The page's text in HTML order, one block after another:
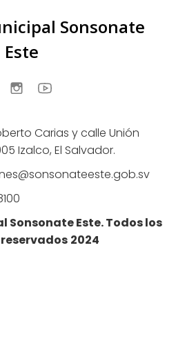
Sonsonate
Este
Carias y calle Unión
Izalco, El Salvador.
Sonsonate Este. Todos los
2024